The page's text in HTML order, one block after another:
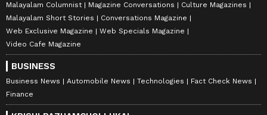
Malayalam Columnist
Magazine Conversations
Culture Magazines
Malayalam Short Stories
Conversations Magazine
Web Exclusive Magazine
Web Specials Magazine
Video Cafe Magazine
BUSINESS
Business News Automobile News Technologies
Fact Check News
Finance